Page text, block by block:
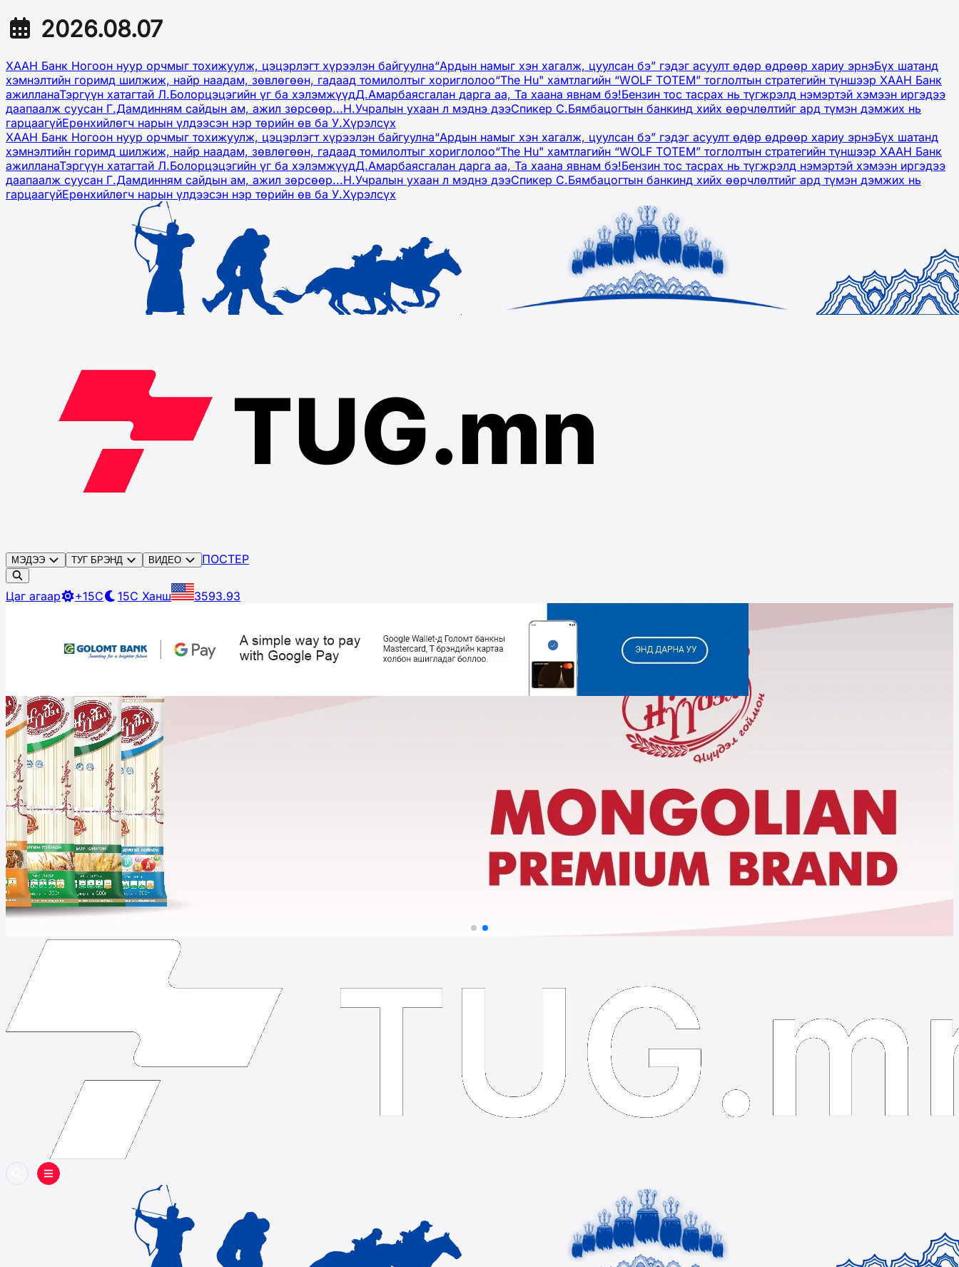
2026.08.07
ХААН Банк Ногоон нуур орчмыг тохижуулж, цэцэрлэгт хүрээлэн байгуулна“Ардын намыг хэн хагалж, цуулсан бэ” гэдэг асуулт өдөр өдрөөр хариу эрнэБүх шатанд
хэмнэлтийн горимд шилжиж, найр наадам, зөвлөгөөн, гадаад томилолтыг хориглолоо“The Hu" хамтлагийн “WOLF TOTEM” тоглолтын стратегийн түншээр ХААН Банк
ажилланаТэргүүн хатагтай Л.Болорцэцэгийн үг ба хэлэмжүүдД.Амарбаясгалан дарга аа, Та хаана явнам бэ!Бензин тос тасрах нь түгжрэлд нэмэртэй хэмээн иргэдээ
даапаалж суусан Г.Дамдинням сайдын ам, ажил зөрсөөр...Н.Учралын ухаан л мэднэ дээСпикер С.Бямбацогтын банкинд хийх өөрчлөлтийг ард түмэн дэмжих нь
гарцаагүйЕрөнхийлөгч нарын үлдээсэн нэр төрийн өв ба У.Хүрэлсүх
ХААН Банк Ногоон нуур орчмыг тохижуулж, цэцэрлэгт хүрээлэн байгуулна“Ардын намыг хэн хагалж, цуулсан бэ” гэдэг асуулт өдөр өдрөөр хариу эрнэБүх шатанд
хэмнэлтийн горимд шилжиж, найр наадам, зөвлөгөөн, гадаад томилолтыг хориглолоо“The Hu" хамтлагийн “WOLF TOTEM” тоглолтын стратегийн түншээр ХААН Банк
ажилланаТэргүүн хатагтай Л.Болорцэцэгийн үг ба хэлэмжүүдД.Амарбаясгалан дарга аа, Та хаана явнам бэ!Бензин тос тасрах нь түгжрэлд нэмэртэй хэмээн иргэдээ
даапаалж суусан Г.Дамдинням сайдын ам, ажил зөрсөөр...Н.Учралын ухаан л мэднэ дээСпикер С.Бямбацогтын банкинд хийх өөрчлөлтийг ард түмэн дэмжих нь
гарцаагүйЕрөнхийлөгч нарын үлдээсэн нэр төрийн өв ба У.Хүрэлсүх
МЭДЭЭ ТУГ БРЭНД ВИДЕО ПОСТЕР
Цаг агаар +15C 15C Ханш 3593.93